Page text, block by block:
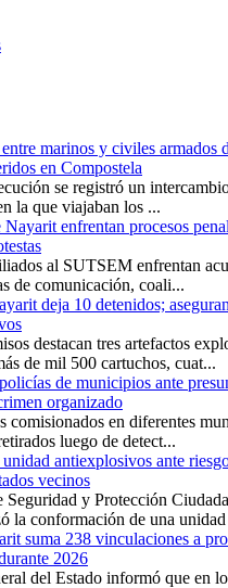
marinos y civiles armados
en Compostela
se registró un
la que viajaban los ...
Nayarit enfrentan procesos
al SUTSEM enfrentan
de comunicación, coali...
deja 10 detenidos;
destacan tres artefactos
de mil 500 cartuchos, cuat...
de municipios ante
organizado
comisionados en diferentes
luego de detect...
antiexplosivos ante
vecinos
Seguridad y Protección
la conformación de una unidad
suma 238 vinculaciones a
2026
del Estado informó que en